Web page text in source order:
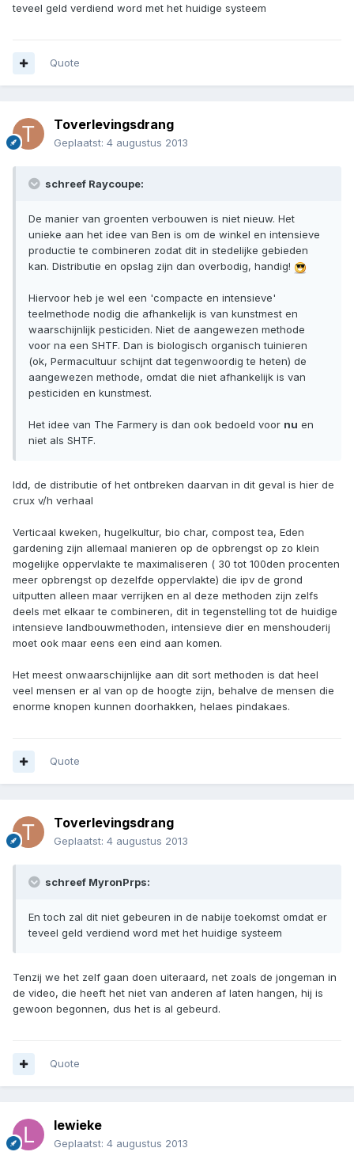
teveel geld verdiend word met het huidige systeem
Quote
Toverlevingsdrang
Geplaatst: 4 augustus 2013
schreef Raycoupe:
De manier van groenten verbouwen is niet nieuw. Het
unieke aan het idee van Ben is om de winkel en intensieve
productie te combineren zodat dit in stedelijke gebieden
kan. Distributie en opslag zijn dan overbodig, handig!
Hiervoor heb je wel een 'compacte en intensieve'
teelmethode nodig die afhankelijk is van kunstmest en
waarschijnlijk pesticiden. Niet de aangewezen methode
voor na een SHTF. Dan is biologisch organisch tuinieren
(ok, Permacultuur schijnt dat tegenwoordig te heten) de
aangewezen methode, omdat die niet afhankelijk is van
pesticiden en kunstmest.
Het idee van The Farmery is dan ook bedoeld voor nu en
niet als SHTF.
Idd, de distributie of het ontbreken daarvan in dit geval is hier de
crux v/h verhaal
Verticaal kweken, hugelkultur, bio char, compost tea, Eden
gardening zijn allemaal manieren op de opbrengst op zo klein
mogelijke oppervlakte te maximaliseren ( 30 tot 100den procenten
meer opbrengst op dezelfde oppervlakte) die ipv de grond
uitputten alleen maar verrijken en al deze methoden zijn zelfs
deels met elkaar te combineren, dit in tegenstelling tot de huidige
intensieve landbouwmethoden, intensieve dier en menshouderij
moet ook maar eens een eind aan komen.
Het meest onwaarschijnlijke aan dit sort methoden is dat heel
veel mensen er al van op de hoogte zijn, behalve de mensen die
enorme knopen kunnen doorhakken, helaes pindakaes.
Quote
Toverlevingsdrang
Geplaatst: 4 augustus 2013
schreef MyronPrps:
En toch zal dit niet gebeuren in de nabije toekomst omdat er
teveel geld verdiend word met het huidige systeem
Tenzij we het zelf gaan doen uiteraard, net zoals de jongeman in
de video, die heeft het niet van anderen af laten hangen, hij is
gewoon begonnen, dus het is al gebeurd.
Quote
lewieke
Geplaatst: 4 augustus 2013